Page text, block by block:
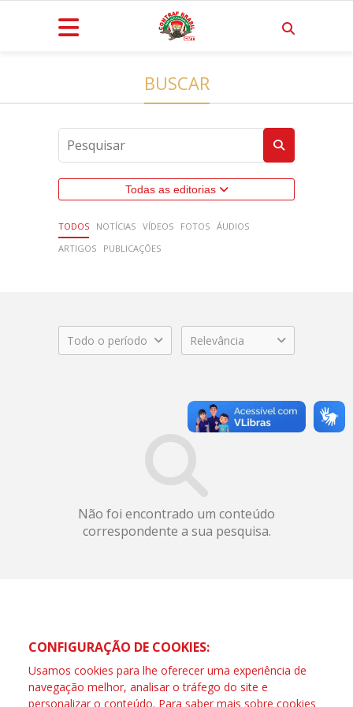
BUSCAR
Todas as editorias
TODOS NOTÍCIAS VÍDEOS FOTOS ÁUDIOS
ARTIGOS
PUBLICAÇÕES
Todo o período Relevância
Não foi encontrado um conteúdo
correspondente a sua pesquisa.
CONFIGURAÇÃO DE COOKIES:
Usamos cookies para lhe oferecer uma experiência de
navegação melhor, analisar o tráfego do site e
personalizar o conteúdo. Para saber mais sobre cookies